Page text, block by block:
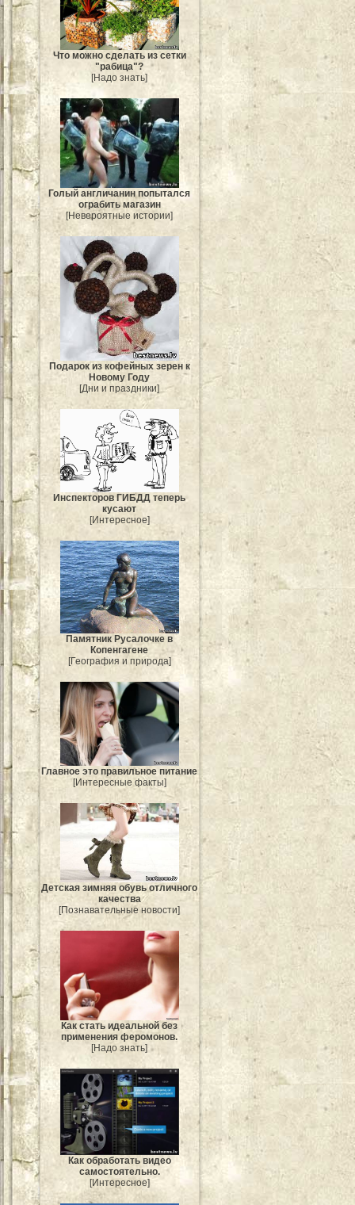
Что можно сделать из сетки
"рабица"?
[Надо знать]
Голый англичанин попытался
ограбить магазин
[Невероятные истории]
Подарок из кофейных зерен к
Новому Году
[Дни и праздники]
Инспекторов ГИБДД теперь
кусают
[Интересное]
Памятник Русалочке в
Копенгагене
[География и природа]
Главное это правильное питание
[Интересные факты]
Детская зимняя обувь отличного
качества
[Познавательные новости]
Как стать идеальной без
применения феромонов.
[Надо знать]
Как обработать видео
самостоятельно.
[Интересное]